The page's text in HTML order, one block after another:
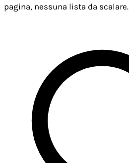
pagina, nessuna lista da scalare.